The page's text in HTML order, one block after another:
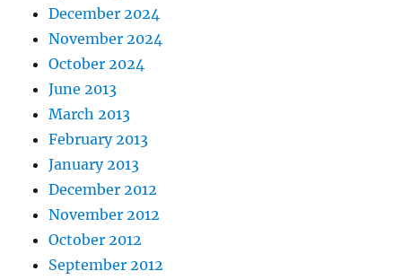
December 2024
November 2024
October 2024
June 2013
March 2013
February 2013
January 2013
December 2012
November 2012
October 2012
September 2012